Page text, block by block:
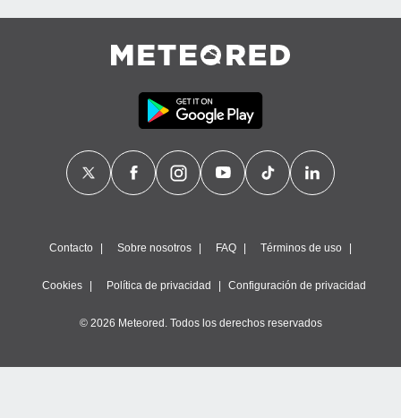
Contacto Sobre nosotros FAQ Términos de uso
Cookies Política de privacidad Configuración de privacidad
© 2026 Meteored. Todos los derechos reservados